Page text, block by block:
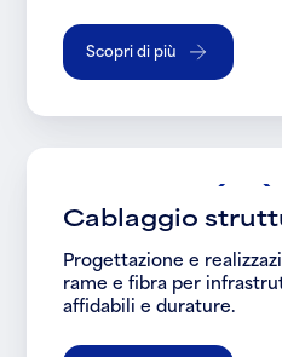
Scopri di più
Cablaggio
Progettazione e
rame e fibra per
affidabili e durature.